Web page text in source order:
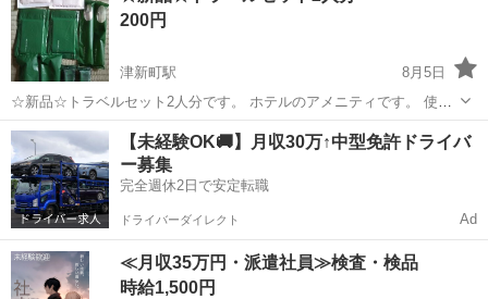
200円
津新町駅
8月5日
☆新品☆トラベルセット2人分です。 ホテルのアメニティです。 使用
しなかったので必要な方どうぞ！ ボディタオル×2 スポンジ×2 ブラシ
×2 T字カミソリ×2 歯ブラシ×2
三重 津市 津新町駅 フェイスケア カミソリ
【未経験OK🚚】月収30万↑中型免許ドライバ
ー募集
完全週休2日で安定転職
ドライバーダイレクト Ad
≪月収35万円・派遣社員≫検査・検品
時給1,500円